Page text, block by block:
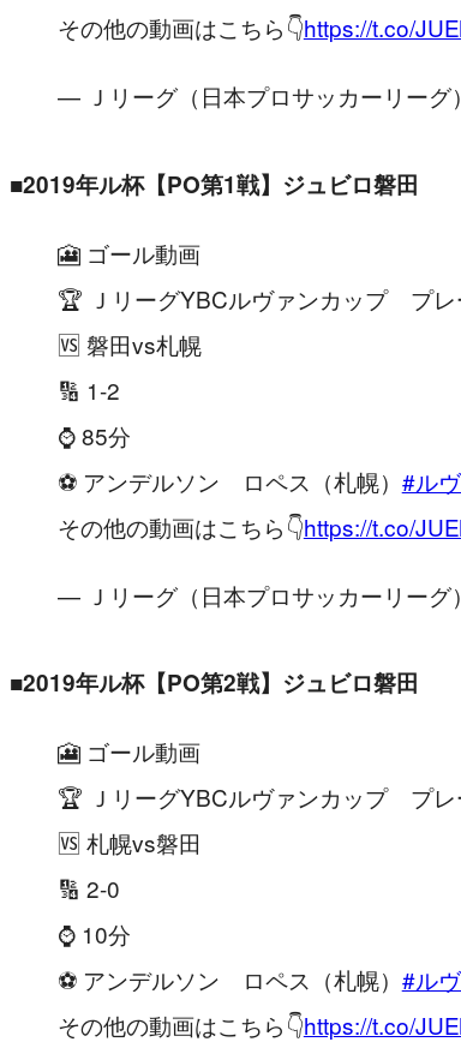
その他の動画はこちら👇https://t.co/
— Ｊリーグ（日本プロサッカーリー
■2019年ル杯【PO第1戦】ジュビロ磐田
🎦 ゴール動画
🏆 ＪリーグYBCルヴァンカップ プレ
🆚 磐田vs札幌
🔢 1-2
⌚️ 85分
⚽️ アンデルソン ロペス（札幌） #ル
その他の動画はこちら👇https://t.co/
— Ｊリーグ（日本プロサッカーリー
■2019年ル杯【PO第2戦】ジュビロ磐田
🎦 ゴール動画
🏆 ＪリーグYBCルヴァンカップ プレ
🆚 札幌vs磐田
🔢 2-0
⌚️ 10分
⚽️ アンデルソン ロペス（札幌） #ル
その他の動画はこちら👇https://t.co/